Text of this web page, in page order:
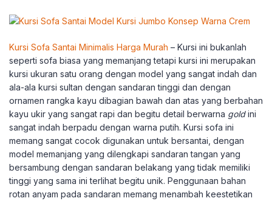
Kursi Sofa Santai Minimalis Harga Murah – Kursi ini bukanlah
seperti sofa biasa yang memanjang tetapi kursi ini merupakan
kursi ukuran satu orang dengan model yang sangat indah dan
ala-ala kursi sultan dengan sandaran tinggi dan dengan
ornamen rangka kayu dibagian bawah dan atas yang berbahan
kayu ukir yang sangat rapi dan begitu detail berwarna goldini
sangat indah berpadu dengan warna putih. Kursi sofa ini
memang sangat cocok digunakan untuk bersantai, dengan
model memanjang yang dilengkapi sandaran tangan yang
bersambung dengan sandaran belakang yang tidak memiliki
tinggi yang sama ini terlihat begitu unik. Penggunaan bahan
rotan anyam pada sandaran memang menambah keestetikan